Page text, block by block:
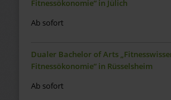
Fitnessökonomie“ in Jülich
Ab sofort
Dualer Bachelor of Arts
Fitnessökonomie“ in Rüsselsheim
Ab sofort